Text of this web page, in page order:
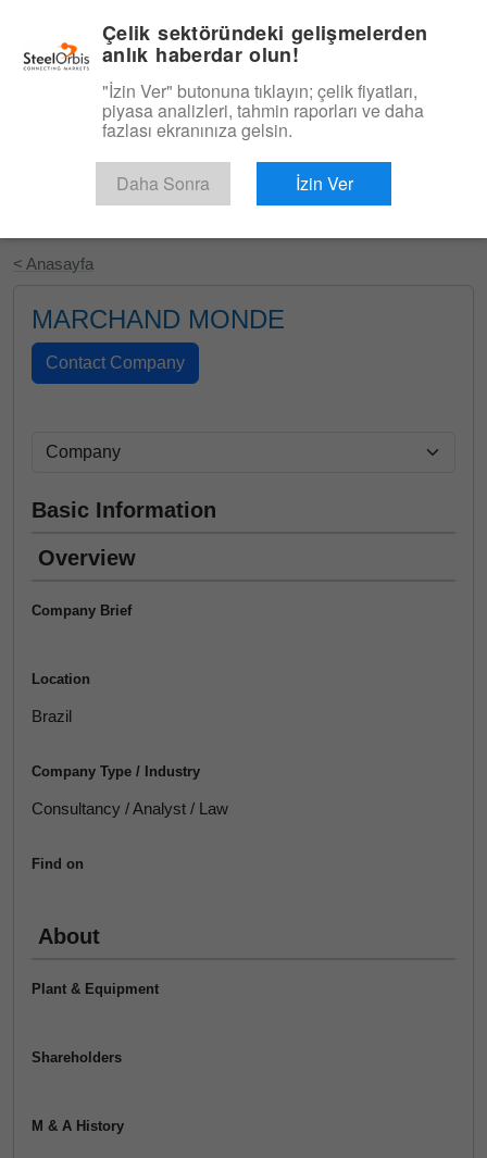
Ücretsiz Deneyin
< Anasayfa
MARCHAND MONDE
Basic Information
Overview
Company Brief
Location
Brazil
Company Type / Industry
Consultancy / Analyst / Law
Find on
About
Plant & Equipment
Shareholders
M & A History
Çelik sektöründeki gelişmelerden
anlık haberdar olun!
"İzin Ver" butonuna tıklayın; çelik fiyatları,
piyasa analizleri, tahmin raporları ve daha
fazlası ekranınıza gelsin.
Daha Sonra İzin Ver